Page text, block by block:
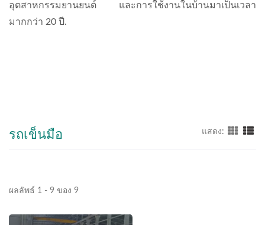
อุตสาหกรรมยานยนต์ และการใช้งานในบ้านมาเป็นเวลา
มากกว่า 20 ปี.
รถเข็นมือ แสดง:
ผลลัพธ์ 1 - 9 ของ 9